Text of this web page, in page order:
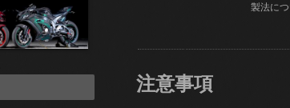
製法に
注意事項